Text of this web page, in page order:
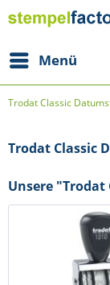
Menü
Trodat Classic
Trodat Classic
Unsere